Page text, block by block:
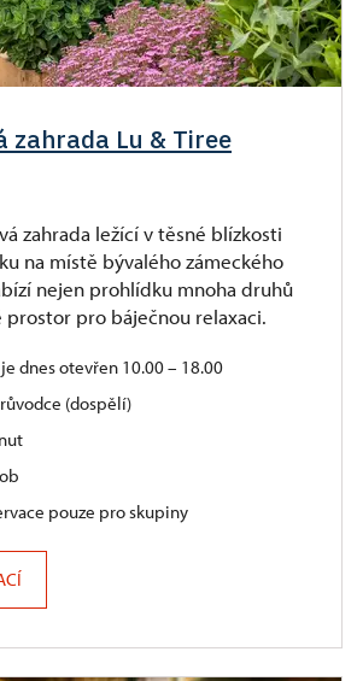
zahrada Lu & Tiree
zahrada ležící v těsné blízkosti
na místě bývalého zámeckého
nejen prohlídku mnoha druhů
prostor pro báječnou relaxaci.
dnes otevřen 10.00 – 18.00
(dospělí)
pouze pro skupiny